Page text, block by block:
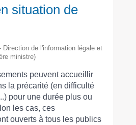
situation de
Direction de l'information légale et
ministre)
peuvent accueillir
la précarité (en difficulté
pour une durée plus ou
les cas, ces
ouverts à tous les publics